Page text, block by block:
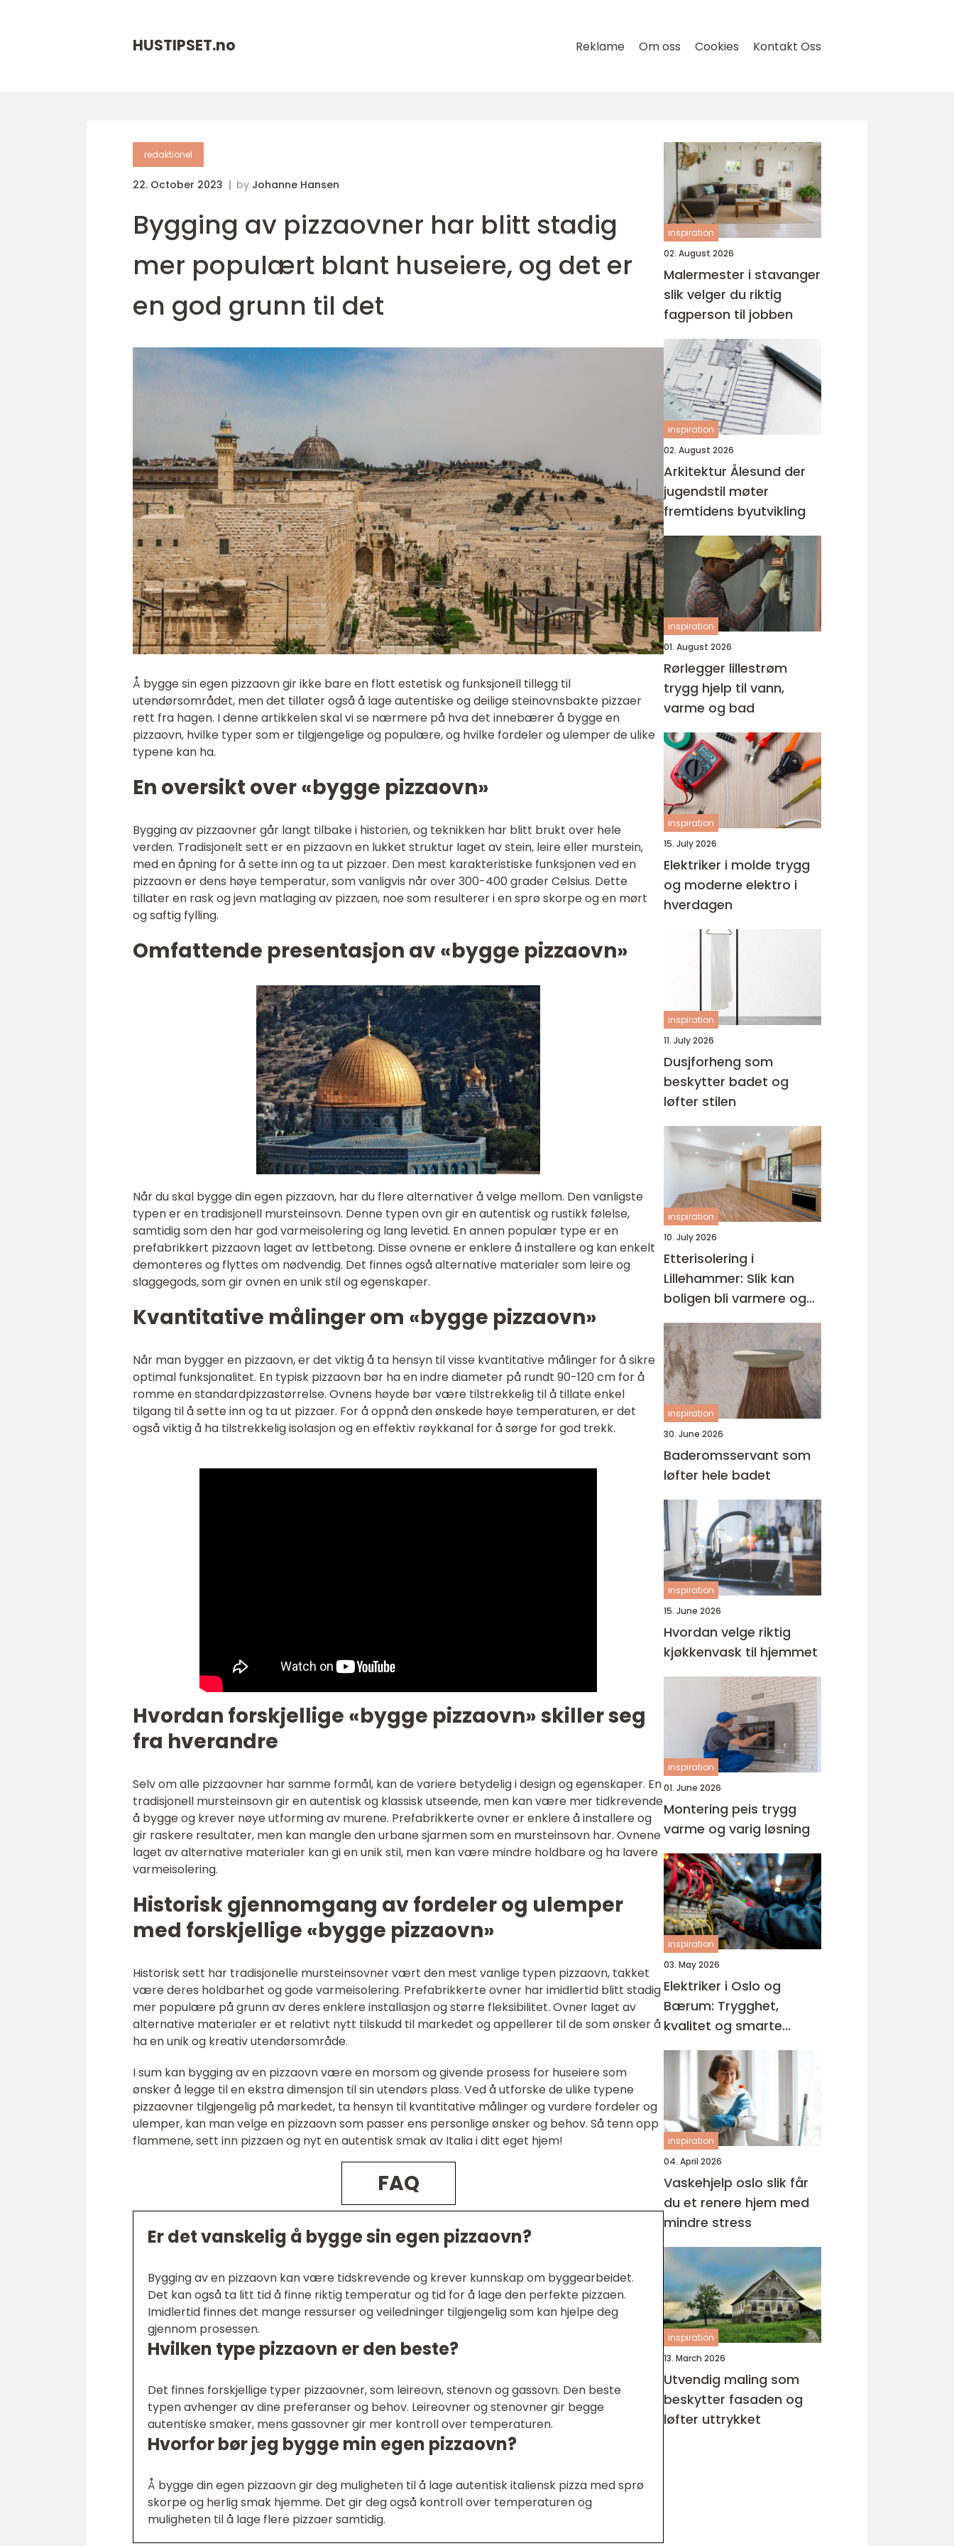
HUSTIPSET.no Reklame Om oss Cookies Kontakt Oss
redaktionel
22. October 2023 by Johanne Hansen
Bygging av pizzaovner har blitt stadig
mer populært blant huseiere, og det er
en god grunn til det
Å bygge sin egen pizzaovn gir ikke bare en flott estetisk og funksjonell tillegg til
utendørsområdet, men det tillater også å lage autentiske og deilige steinovnsbakte pizzaer
rett fra hagen. I denne artikkelen skal vi se nærmere på hva det innebærer å bygge en
pizzaovn, hvilke typer som er tilgjengelige og populære, og hvilke fordeler og ulemper de ulike
typene kan ha.
En oversikt over «bygge pizzaovn»
Bygging av pizzaovner går langt tilbake i historien, og teknikken har blitt brukt over hele
verden. Tradisjonelt sett er en pizzaovn en lukket struktur laget av stein, leire eller murstein,
med en åpning for å sette inn og ta ut pizzaer. Den mest karakteristiske funksjonen ved en
pizzaovn er dens høye temperatur, som vanligvis når over 300-400 grader Celsius. Dette
tillater en rask og jevn matlaging av pizzaen, noe som resulterer i en sprø skorpe og en mørt
og saftig fylling.
Omfattende presentasjon av «bygge pizzaovn»
Når du skal bygge din egen pizzaovn, har du flere alternativer å velge mellom. Den vanligste
typen er en tradisjonell mursteinsovn. Denne typen ovn gir en autentisk og rustikk følelse,
samtidig som den har god varmeisolering og lang levetid. En annen populær type er en
prefabrikkert pizzaovn laget av lettbetong. Disse ovnene er enklere å installere og kan enkelt
demonteres og flyttes om nødvendig. Det finnes også alternative materialer som leire og
slaggegods, som gir ovnen en unik stil og egenskaper.
Kvantitative målinger om «bygge pizzaovn»
Når man bygger en pizzaovn, er det viktig å ta hensyn til visse kvantitative målinger for å sikre
optimal funksjonalitet. En typisk pizzaovn bør ha en indre diameter på rundt 90-120 cm for å
romme en standardpizzastørrelse. Ovnens høyde bør være tilstrekkelig til å tillate enkel
tilgang til å sette inn og ta ut pizzaer. For å oppnå den ønskede høye temperaturen, er det
også viktig å ha tilstrekkelig isolasjon og en effektiv røykkanal for å sørge for god trekk.
Hvordan forskjellige «bygge pizzaovn» skiller seg
fra hverandre
Selv om alle pizzaovner har samme formål, kan de variere betydelig i design og egenskaper. En
tradisjonell mursteinsovn gir en autentisk og klassisk utseende, men kan være mer tidkrevende
å bygge og krever nøye utforming av murene. Prefabrikkerte ovner er enklere å installere og
gir raskere resultater, men kan mangle den urbane sjarmen som en mursteinsovn har. Ovnene
laget av alternative materialer kan gi en unik stil, men kan være mindre holdbare og ha lavere
varmeisolering.
Historisk gjennomgang av fordeler og ulemper
med forskjellige «bygge pizzaovn»
Historisk sett har tradisjonelle mursteinsovner vært den mest vanlige typen pizzaovn, takket
være deres holdbarhet og gode varmeisolering. Prefabrikkerte ovner har imidlertid blitt stadig
mer populære på grunn av deres enklere installasjon og større fleksibilitet. Ovner laget av
alternative materialer er et relativt nytt tilskudd til markedet og appellerer til de som ønsker å
ha en unik og kreativ utendørsområde.
I sum kan bygging av en pizzaovn være en morsom og givende prosess for huseiere som
ønsker å legge til en ekstra dimensjon til sin utendørs plass. Ved å utforske de ulike typene
pizzaovner tilgjengelig på markedet, ta hensyn til kvantitative målinger og vurdere fordeler og
ulemper, kan man velge en pizzaovn som passer ens personlige ønsker og behov. Så tenn opp
flammene, sett inn pizzaen og nyt en autentisk smak av Italia i ditt eget hjem!
FAQ
Er det vanskelig å bygge sin egen pizzaovn?
Bygging av en pizzaovn kan være tidskrevende og krever kunnskap om byggearbeidet.
Det kan også ta litt tid å finne riktig temperatur og tid for å lage den perfekte pizzaen.
Imidlertid finnes det mange ressurser og veiledninger tilgjengelig som kan hjelpe deg
gjennom prosessen.
Hvilken type pizzaovn er den beste?
Det finnes forskjellige typer pizzaovner, som leireovn, stenovn og gassovn. Den beste
typen avhenger av dine preferanser og behov. Leireovner og stenovner gir begge
autentiske smaker, mens gassovner gir mer kontroll over temperaturen.
Hvorfor bør jeg bygge min egen pizzaovn?
Å bygge din egen pizzaovn gir deg muligheten til å lage autentisk italiensk pizza med sprø
skorpe og herlig smak hjemme. Det gir deg også kontroll over temperaturen og
muligheten til å lage flere pizzaer samtidig.
inspiration
02. August 2026
Malermester i stavanger
slik velger du riktig
fagperson til jobben
inspiration
02. August 2026
Arkitektur Ålesund der
jugendstil møter
fremtidens byutvikling
inspiration
01. August 2026
Rørlegger lillestrøm
trygg hjelp til vann,
varme og bad
inspiration
15. July 2026
Elektriker i molde trygg
og moderne elektro i
hverdagen
inspiration
11. July 2026
Dusjforheng som
beskytter badet og
løfter stilen
inspiration
10. July 2026
Etterisolering i
Lillehammer: Slik kan
boligen bli varmere og
mer energieffektiv
inspiration
30. June 2026
Baderomsservant som
løfter hele badet
inspiration
15. June 2026
Hvordan velge riktig
kjøkkenvask til hjemmet
inspiration
01. June 2026
Montering peis trygg
varme og varig løsning
inspiration
03. May 2026
Elektriker i Oslo og
Bærum: Trygghet,
kvalitet og smarte
løsninger
inspiration
04. April 2026
Vaskehjelp oslo slik får
du et renere hjem med
mindre stress
inspiration
13. March 2026
Utvendig maling som
beskytter fasaden og
løfter uttrykket